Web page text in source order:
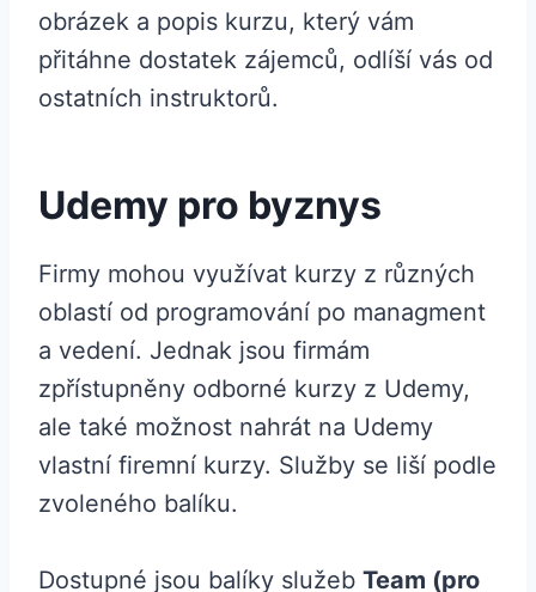
obrázek a popis kurzu, který vám
přitáhne dostatek zájemců, odlíší vás od
ostatních instruktorů.
Udemy pro byznys
Firmy mohou využívat kurzy z různých
oblastí od programování po managment
a vedení. Jednak jsou firmám
zpřístupněny odborné kurzy z Udemy,
ale také možnost nahrát na Udemy
vlastní firemní kurzy. Služby se liší podle
zvoleného balíku.
Dostupné jsou balíky služeb Team (pro